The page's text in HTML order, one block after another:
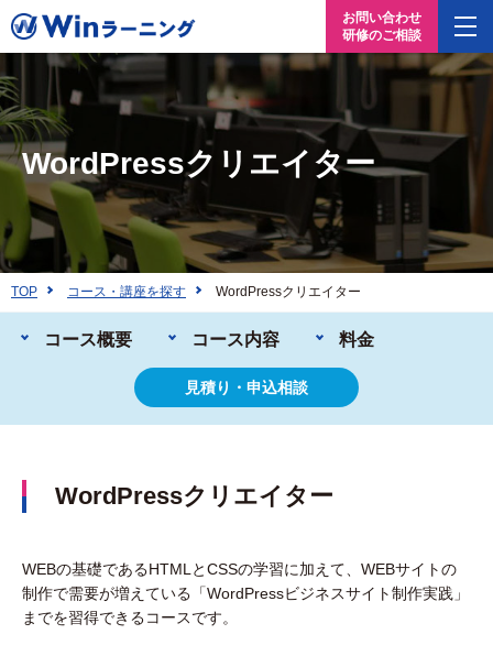
お問い合わせ
研修のご相談
WordPressクリエイター
TOP コース・講座を探す WordPressクリエイター
コース概要 コース内容 料金
見積り・申込相談
WordPressクリエイター
WEBの基礎であるHTMLとCSSの学習に加えて、WEBサイトの
制作で需要が増えている「WordPressビジネスサイト制作実践」
までを習得できるコースです。